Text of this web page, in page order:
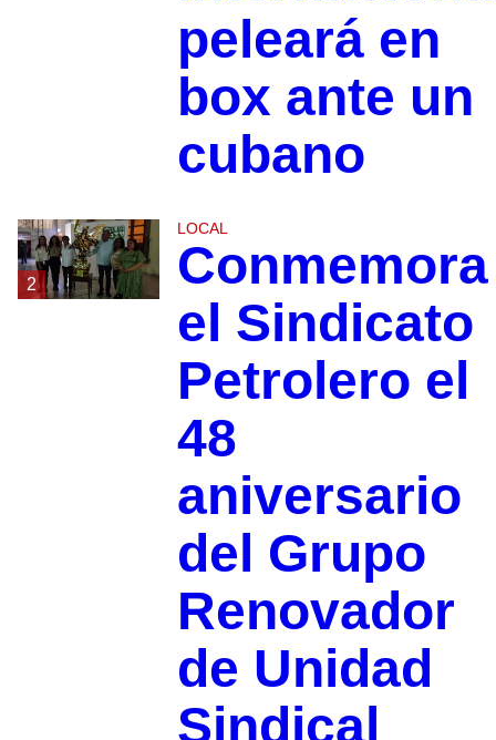
peleará en
box ante un
cubano
2
LOCAL
Conmemora
el Sindicato
Petrolero el
48
aniversario
del Grupo
Renovador
de Unidad
Sindical